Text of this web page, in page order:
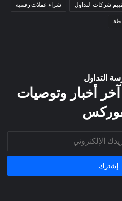
شركات التداول شراء عملات رقمية
التداول
أخبار وتوصيات